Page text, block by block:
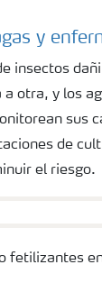
y
insectos
a otra, y los
sus
de
el riesgo.